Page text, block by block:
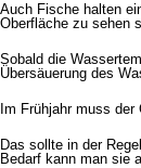
Auch Fische halten
Oberfläche zu sehen
Sobald die
Übersäuerung des
Im Frühjahr muss
Das sollte in der
Bedarf kann man sie